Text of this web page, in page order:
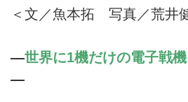
＜文／魚本拓 写真／荒井
―世界に1機だけの電子戦
―